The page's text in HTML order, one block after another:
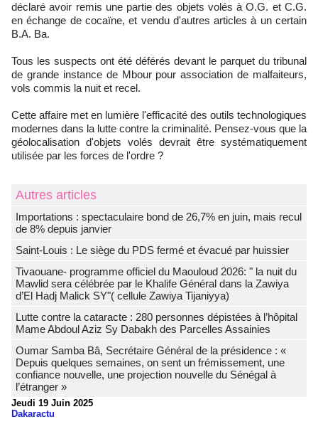
déclaré avoir remis une partie des objets volés à O.G. et C.G.
en échange de cocaïne, et vendu d'autres articles à un certain
B.A. Ba.
Tous les suspects ont été déférés devant le parquet du tribunal
de grande instance de Mbour pour association de malfaiteurs,
vols commis la nuit et recel.
Cette affaire met en lumière l'efficacité des outils technologiques
modernes dans la lutte contre la criminalité. Pensez-vous que la
géolocalisation d'objets volés devrait être systématiquement
utilisée par les forces de l'ordre ?
Autres articles
Importations : spectaculaire bond de 26,7% en juin, mais recul
de 8% depuis janvier
Saint-Louis : Le siège du PDS fermé et évacué par huissier
Tivaouane- programme officiel du Maouloud 2026: " la nuit du
Mawlid sera célébrée par le Khalife Général dans la Zawiya
d’El Hadj Malick SY"( cellule Zawiya Tijaniyya)
Lutte contre la cataracte : 280 personnes dépistées à l’hôpital
Mame Abdoul Aziz Sy Dabakh des Parcelles Assainies
Oumar Samba Bâ, Secrétaire Général de la présidence : «
Depuis quelques semaines, on sent un frémissement, une
confiance nouvelle, une projection nouvelle du Sénégal à
l’étranger »
Jeudi 19 Juin 2025
Dakaractu